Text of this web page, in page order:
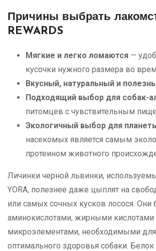
Причины выбрать
REWARDS
Мягкие и легко ломаются —
кусочки нужного размера во
Вкусный, натуральный и
Подходящий выбор для собак-
питомцев с чувствительным
Экологичный выбор для
насекомых является самым
протеином животного
Личинки черной львинки,
YORA, полезнее даже цыплят на
или самых сочных кусков лосося. Они
аминокислотами, жирными кислотами
микроэлементами, необходимыми
оптимального здоровья собаки.